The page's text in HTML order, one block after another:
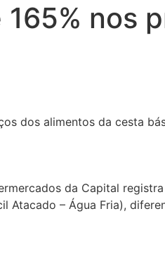
nos
da Capital
Atacado – Água Fria),